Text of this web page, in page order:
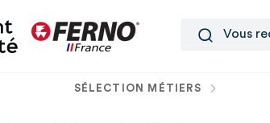
SÉLECTION MÉTIERS